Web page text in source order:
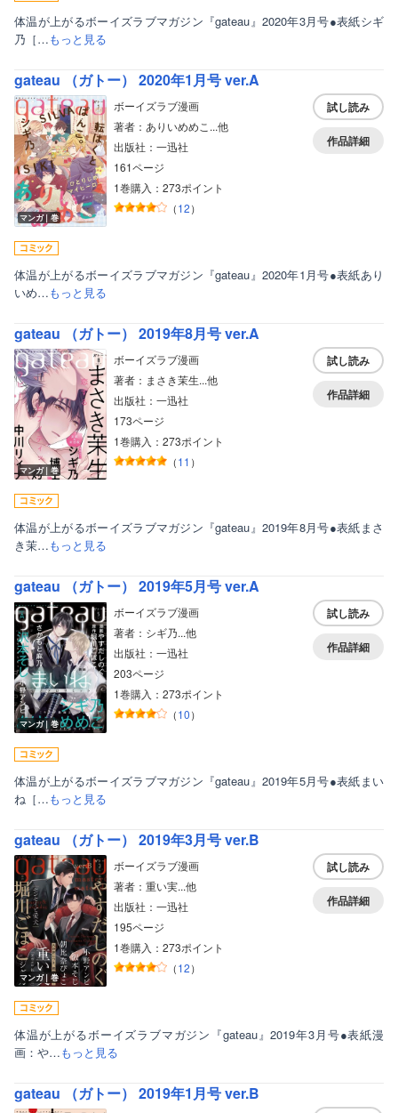
体温が上がるボーイズラブマガジン『gateau』2020年3月号●表紙シギ
乃［…もっと見る
gateau （ガトー） 2020年1月号 ver.A
マンガ｜巻
ボーイズラブ漫画
著者：ありいめめこ...他
出版社：一迅社
161ページ
1巻購入：273ポイント
（12）
試し読み
作品詳細
体温が上がるボーイズラブマガジン『gateau』2020年1月号●表紙あり
いめ…もっと見る
gateau （ガトー） 2019年8月号 ver.A
マンガ｜巻
ボーイズラブ漫画
著者：まさき茉生...他
出版社：一迅社
173ページ
1巻購入：273ポイント
（11 ）
試し読み
作品詳細
体温が上がるボーイズラブマガジン『gateau』2019年8月号●表紙まさ
き茉…もっと見る
gateau （ガトー） 2019年5月号 ver.A
マンガ｜巻
ボーイズラブ漫画
著者：シギ乃...他
出版社：一迅社
203ページ
1巻購入：273ポイント
（10）
試し読み
作品詳細
体温が上がるボーイズラブマガジン『gateau』2019年5月号●表紙まい
ね［…もっと見る
gateau （ガトー） 2019年3月号 ver.B
マンガ｜巻
ボーイズラブ漫画
著者：重い実...他
出版社：一迅社
195ページ
1巻購入：273ポイント
（12）
試し読み
作品詳細
体温が上がるボーイズラブマガジン『gateau』2019年3月号●表紙漫
画：や…もっと見る
gateau （ガトー） 2019年1月号 ver.B